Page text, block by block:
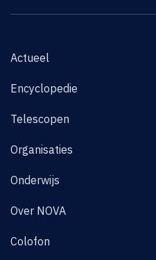
Actueel
Encyclopedie
Telescopen
Organisaties
Onderwijs
Over NOVA
Colofon